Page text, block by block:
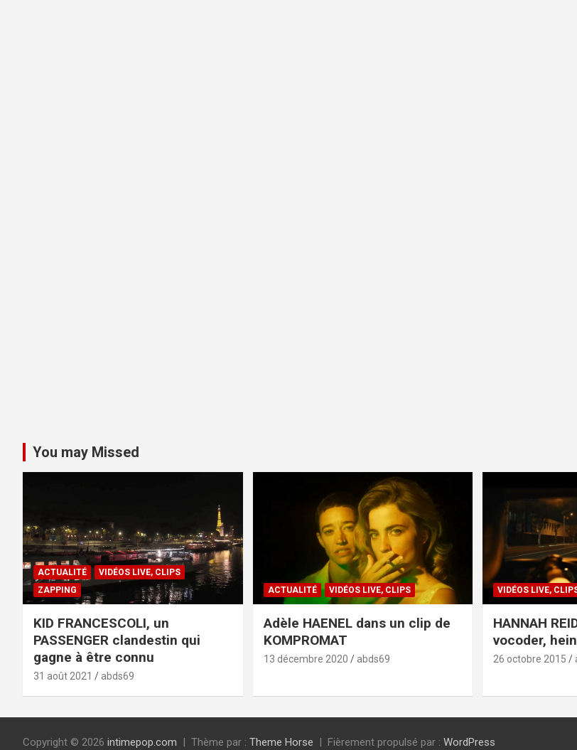
You may Missed
ACTUALITÉ
VIDÉOS LIVE, CLIPS
ZAPPING
KID FRANCESCOLI, un
PASSENGER clandestin qui
gagne à être connu
31 août 2021 abds69
ACTUALITÉ VIDÉOS LIVE, CLIPS
Adèle HAENEL dans un clip de
KOMPROMAT
13 décembre 2020 abds69
VIDÉOS LIVE,
HANNAH
vocoder,
26 octobre 2015
Copyright © 2026 intimepop.com Thème par : Theme Horse Fièrement propulsé par : WordPress